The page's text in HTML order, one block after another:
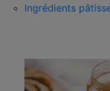
Ingrédients